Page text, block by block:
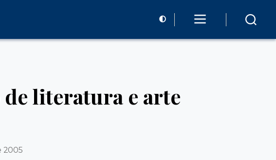
literatura e arte
2005